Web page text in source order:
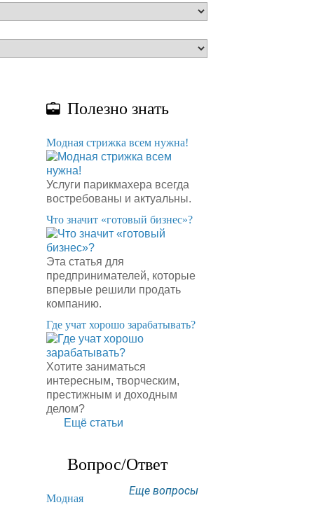
Полезно знать
Модная стрижка всем нужна!
Услуги парикмахера всегда
востребованы и актуальны.
​Что значит «готовый бизнес»?
Эта статья для
предпринимателей, которые
впервые решили продать
компанию.
​Где учат хорошо зарабатывать?
Хотите заниматься
интересным, творческим,
престижным и доходным
делом?
Ещё статьи
Вопрос/Ответ
Еще вопросы
Модная